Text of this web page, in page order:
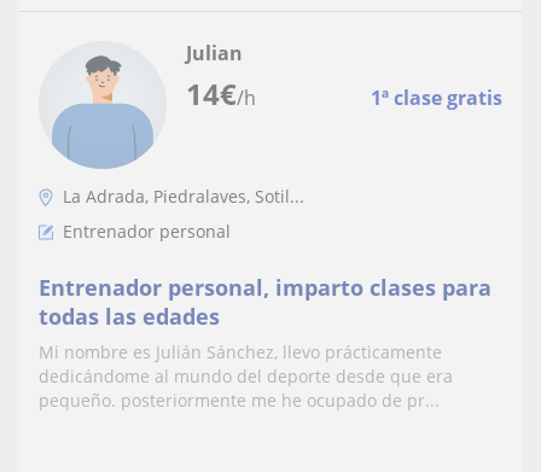
14€/h 1ª clase gratis
Julian
La Adrada, Piedralaves, Sotil...
Entrenador personal
Entrenador personal, imparto clases para
todas las edades
Mi nombre es Julián Sánchez, llevo prácticamente
dedicándome al mundo del deporte desde que era
pequeño. posteriormente me he ocupado de pr...